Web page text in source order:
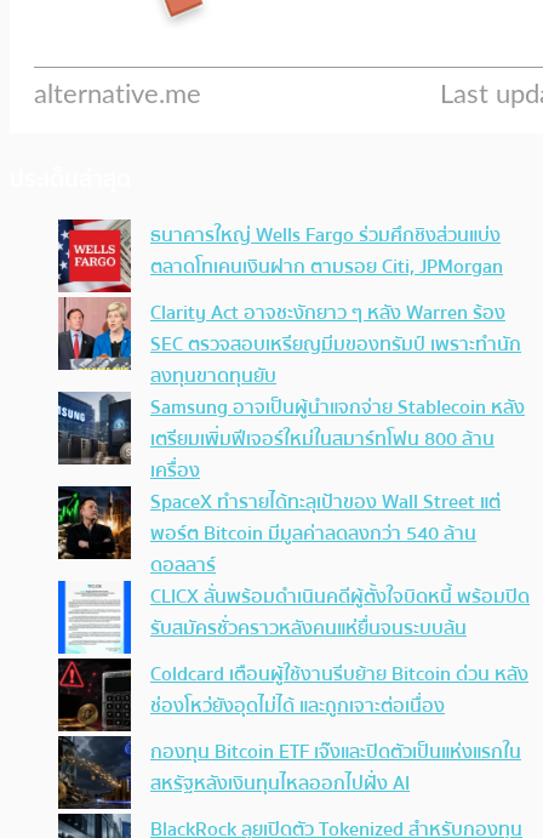
ธนาคารใหญ่ Wells Fargo ร่วมศึกชิงส่วนแบ่ง
ตลาดโทเคนเงินฝาก ตามรอย Citi, JPMorgan
Clarity Act อาจชะงักยาว ๆ หลัง Warren ร้อง
SEC ตรวจสอบเหรียญมีมของทรัมป์ เพราะทำนัก
ลงทุนขาดทุนยับ
Samsung อาจเป็นผู้นำแจกจ่าย Stablecoin หลัง
เตรียมเพิ่มฟีเจอร์ใหม่ในสมาร์ทโฟน 800 ล้าน
เครื่อง
SpaceX ทำรายได้ทะลุเป้าของ Wall Street แต่
พอร์ต Bitcoin มีมูลค่าลดลงกว่า 540 ล้าน
ดอลลาร์
CLICX ลั่นพร้อมดำเนินคดีผู้ตั้งใจบิดหนี้ พร้อมปิด
รับสมัครชั่วคราวหลังคนแห่ยื่นจนระบบล้น
Coldcard เตือนผู้ใช้งานรีบย้าย Bitcoin ด่วน หลัง
ช่องโหว่ยังอุดไม่ได้ และถูกเจาะต่อเนื่อง
กองทุน Bitcoin ETF เจ๊งและปิดตัวเป็นแห่งแรกใน
สหรัฐหลังเงินทุนไหลออกไปฝั่ง AI
BlackRock ลุยเปิดตัว Tokenized สำหรับกองทุน